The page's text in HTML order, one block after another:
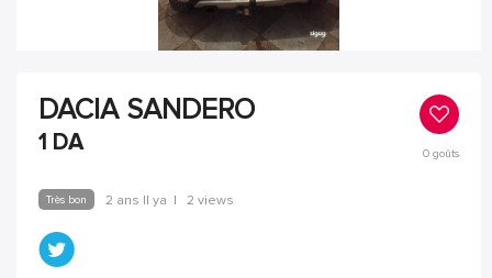
DACIA SANDERO
1 DA 0goûts
Très bon 2 ans Il ya | 2 views